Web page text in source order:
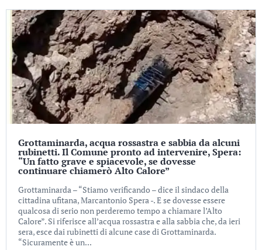
Grottaminarda, acqua rossastra e sabbia da alcuni
rubinetti. Il Comune pronto ad intervenire, Spera:
“Un fatto grave e spiacevole, se dovesse
continuare chiamerò Alto Calore”
Grottaminarda – “Stiamo verificando – dice il sindaco della
cittadina ufitana, Marcantonio Spera -. E se dovesse essere
qualcosa di serio non perderemo tempo a chiamare l’Alto
Calore”. Si riferisce all’acqua rossastra e alla sabbia che, da ieri
sera, esce dai rubinetti di alcune case di Grottaminarda.
“Sicuramente è un...